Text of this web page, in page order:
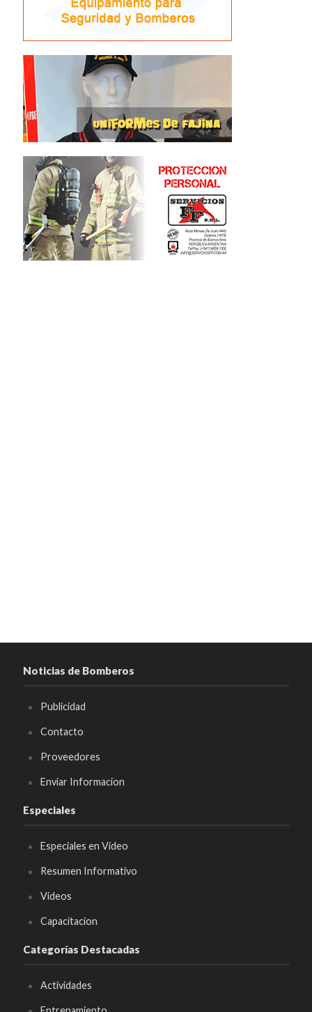
Noticias de Bomberos
Publicidad
Contacto
Proveedores
Enviar Informacion
Especiales
Especiales en Video
Resumen Informativo
Videos
Capacitacion
Categorías Destacadas
Actividades